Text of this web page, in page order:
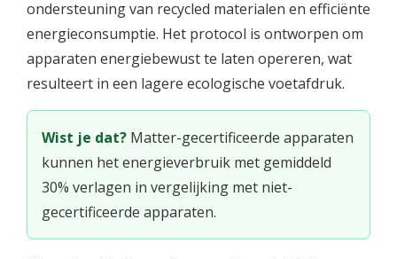
ondersteuning van recycled materialen en efficiënte
energieconsumptie. Het protocol is ontworpen om
apparaten energiebewust te laten opereren, wat
resulteert in een lagere ecologische voetafdruk.
Wist je dat? Matter-gecertificeerde apparaten
kunnen het energieverbruik met gemiddeld
30% verlagen in vergelijking met niet-
gecertificeerde apparaten.